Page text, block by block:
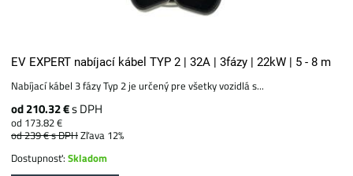
EV EXPERT nabíjací kábel TYP 2 | 32A | 3fázy | 22kW | 5 - 8 m
Nabíjací kábel 3 fázy Typ 2 je určený pre všetky vozidlá s...
od 210.32 €s DPH
od 173.82 €
od 239 €s DPHZľava 12%
Dostupnosť:Skladom